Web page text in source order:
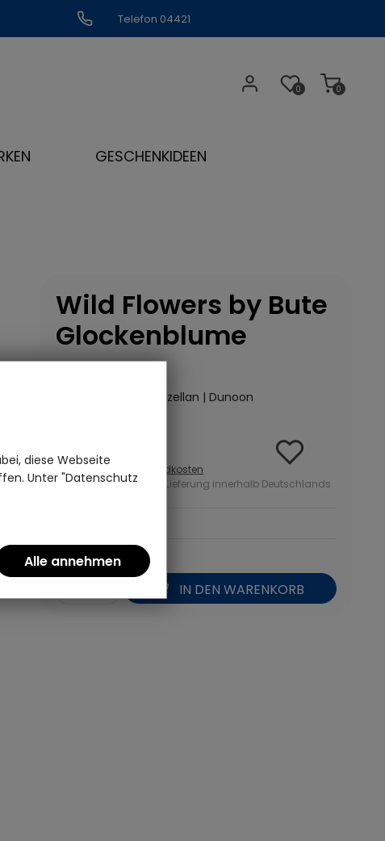
Telefon 04421
0
0
GESCHENKIDEEN
Wild Flowers by Bute
Glockenblume
Fine Bone China Porzellan | Dunoon
26,95 €
inkl. MwSt zzgl.
Versandkosten
ab 50 Euro kostenlose Lieferung innerhalb Deutschlands
IN DEN WARENKORB
diese Webseite
Unter "Datenschutz